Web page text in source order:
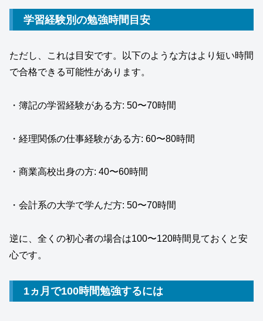
学習経験別の勉強時間目安
ただし、これは目安です。以下のような方はより短い時間
で合格できる可能性があります。
・簿記の学習経験がある方: 50〜70時間
・経理関係の仕事経験がある方: 60〜80時間
・商業高校出身の方: 40〜60時間
・会計系の大学で学んだ方: 50〜70時間
逆に、全くの初心者の場合は100〜120時間見ておくと安
心です。
1ヵ月で100時間勉強するには